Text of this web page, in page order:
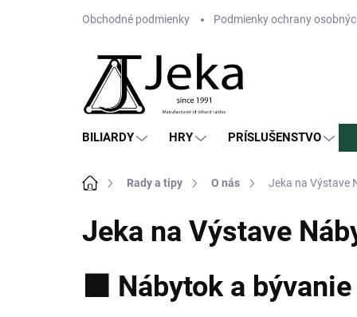
Obchodné podmienky Podmienky ochrany
BILIARDY HRY PRÍSLUŠENSTVO
DomovRady a tipy O nás Jeka na Výstave
Jeka na Výstave
🟧 Nábytok a